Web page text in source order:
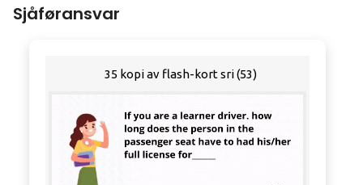
Sjåføransvar
35 kopi av flash-kort sri (53)